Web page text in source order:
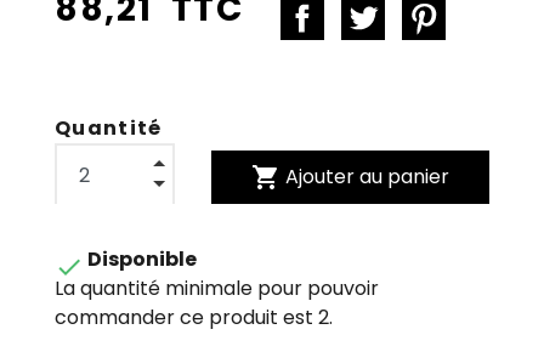
Quantité
shopping_cart Ajouter au panier
 Disponible
La quantité minimale pour pouvoir
commander ce produit est 2.